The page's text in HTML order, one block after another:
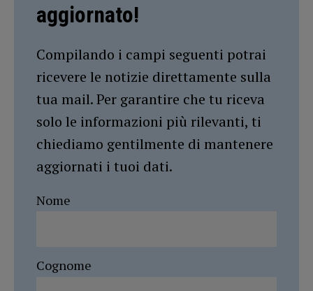
aggiornato!
Compilando i campi seguenti potrai
ricevere le notizie direttamente sulla
tua mail. Per garantire che tu riceva
solo le informazioni più rilevanti, ti
chiediamo gentilmente di mantenere
aggiornati i tuoi dati.
Nome
Cognome